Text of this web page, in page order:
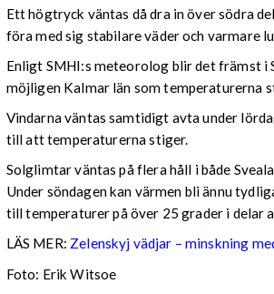
Ett högtryck väntas då dra in över södra
föra med sig stabilare väder och varmare
Enligt SMHI:s meteorolog blir det främst i
möjligen Kalmar län som temperaturerna
Vindarna väntas samtidigt avta under
till att temperaturerna stiger.
Solglimtar väntas på flera håll i både
Under söndagen kan värmen bli ännu
till temperaturer på över 25 grader i delar
LÄS MER: Zelenskyj vädjar – minskning
Foto: Erik Witsoe